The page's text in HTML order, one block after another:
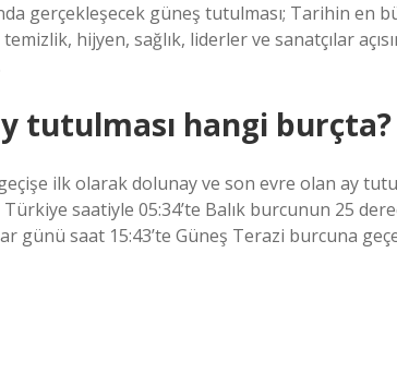
gerçekleşecek güneş tutulması; Tarihin en
temizlik, hijyen, sağlık, liderler ve sanatçılar
tutulması hangi burçta?
ilk olarak dolunay ve son evre olan ay
saatiyle 05:34’te Balık burcunun 25
günü saat 15:43’te Güneş Terazi burcuna